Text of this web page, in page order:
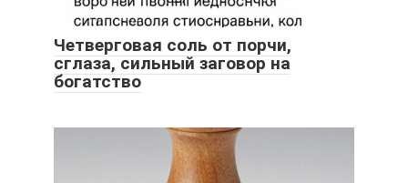
Четверговая соль от порчи,
сглаза, сильный заговор на
богатство